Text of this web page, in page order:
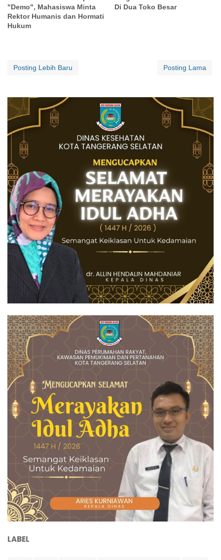
"Demo", Mahasiswa Minta
Rektor Humanis dan Hormati
Hukum
Di Dua Toko Besar
Posting Lebih Baru Posting Lama
LABEL